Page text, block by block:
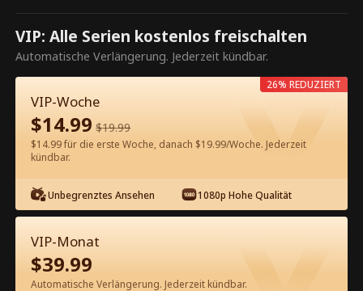
Dies ist eine kostenpflichtige
Episode. Bitte entsperren, um
60 Jetzt entsperren
Kostenlos in der App ansehen
VIP: Alle Serien kostenlos freischalten
Automatische Verlängerung. Jederzeit kündbar.
VIP-Woche
$14.99 $19.99
$14.99 für die erste Woche, danach $19.99/Woche. Jederzeit
kündbar.
Unbegrenztes Ansehen 1080p Hohe Qualität
26% REDUZIERT
VIP-Monat
$39.99
Automatische Verlängerung. Jederzeit kündbar.